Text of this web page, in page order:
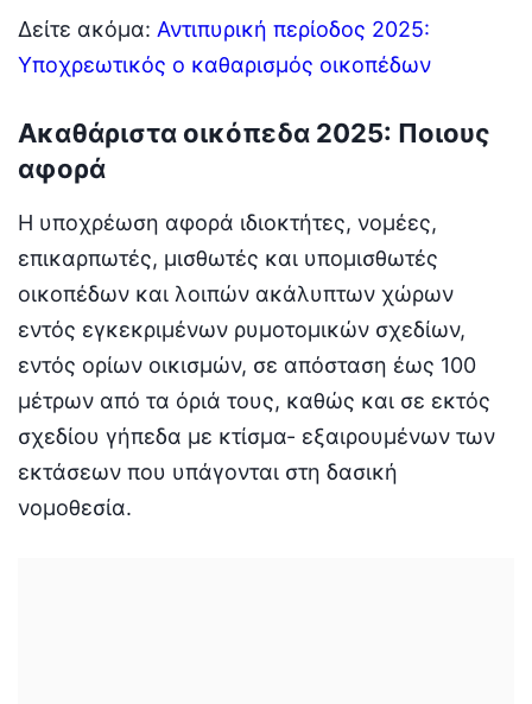
Δείτε ακόμα: Αντιπυρική περίοδος 2025:
Υποχρεωτικός ο καθαρισμός οικοπέδων
Ακαθάριστα οικόπεδα 2025: Ποιους
αφορά
Η υποχρέωση αφορά ιδιοκτήτες, νομέες,
επικαρπωτές, μισθωτές και υπομισθωτές
οικοπέδων και λοιπών ακάλυπτων χώρων
εντός εγκεκριμένων ρυμοτομικών σχεδίων,
εντός ορίων οικισμών, σε απόσταση έως 100
μέτρων από τα όριά τους, καθώς και σε εκτός
σχεδίου γήπεδα με κτίσμα- εξαιρουμένων των
εκτάσεων που υπάγονται στη δασική
νομοθεσία.